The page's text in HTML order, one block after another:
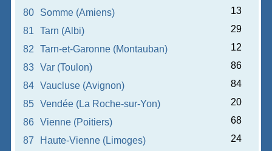
80
Somme (Amiens)
13
81
Tarn (Albi)
29
82
Tarn-et-Garonne (Montauban)
12
83
Var (Toulon)
86
84
Vaucluse (Avignon)
84
85
Vendée (La Roche-sur-Yon)
20
86
Vienne (Poitiers)
68
87
Haute-Vienne (Limoges)
24